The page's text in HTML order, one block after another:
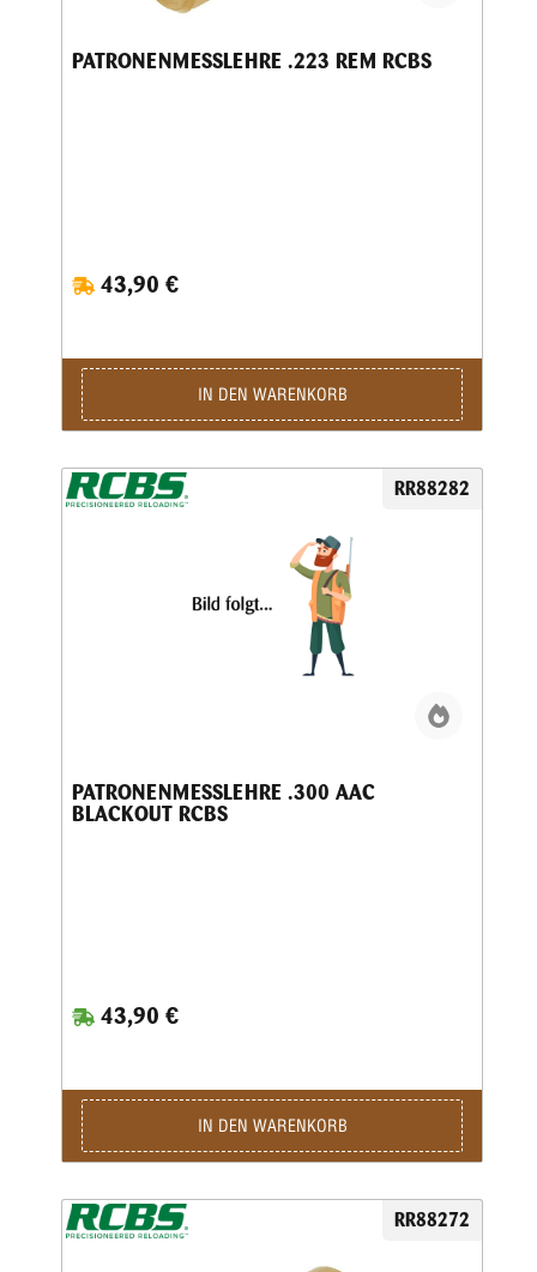
PATRONENMESSLEHRE .223 REM RCBS
43,90 €
IN DEN WARENKORB
RR88282
PATRONENMESSLEHRE .300 AAC
BLACKOUT RCBS
43,90 €
IN DEN WARENKORB
RR88272